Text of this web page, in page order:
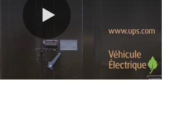
0:00 / 0:32